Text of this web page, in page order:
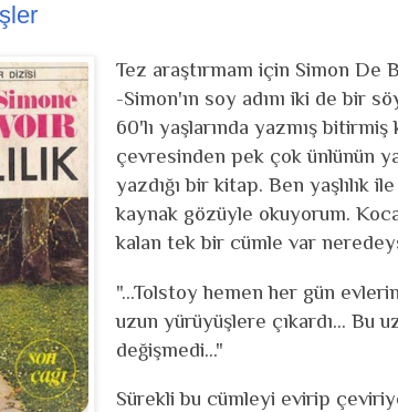
Tez araştırmam için Simon De
-Simon'ın soy adını iki de bir
60'lı yaşlarında yazmış
çevresinden pek çok ünlünün
yazdığı bir kitap. Ben yaşlılık
kaynak gözüyle okuyorum.
kalan tek bir cümle var
"...Tolstoy hemen her gün
uzun yürüyüşlere çıkardı... Bu
değişmedi..."
Sürekli bu cümleyi evirip